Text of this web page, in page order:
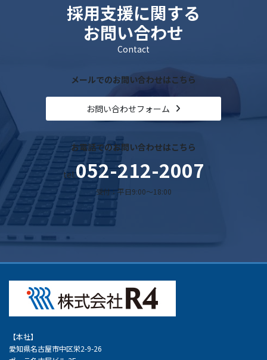
採用支援に関する
お問い合わせ
Contact
メールでのお問い合わせはこちら
お問い合わせフォーム
お電話でのお問い合わせはこちら
tel.052-212-2007
受付：平日9:00～18:00
【本社】
愛知県名古屋市中区栄2-9-26